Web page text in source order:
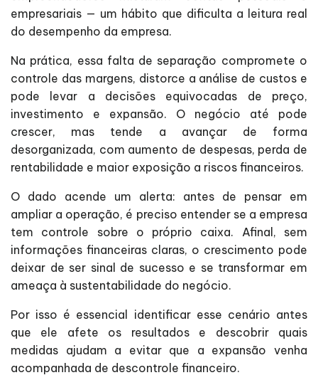
empresariais — um hábito que dificulta a leitura real
do desempenho da empresa.
Na prática, essa falta de separação compromete o
controle das margens, distorce a análise de custos e
pode levar a decisões equivocadas de preço,
investimento e expansão. O negócio até pode
crescer, mas tende a avançar de forma
desorganizada, com aumento de despesas, perda de
rentabilidade e maior exposição a riscos financeiros.
O dado acende um alerta: antes de pensar em
ampliar a operação, é preciso entender se a empresa
tem controle sobre o próprio caixa. Afinal, sem
informações financeiras claras, o crescimento pode
deixar de ser sinal de sucesso e se transformar em
ameaça à sustentabilidade do negócio.
Por isso é essencial identificar esse cenário antes
que ele afete os resultados e descobrir quais
medidas ajudam a evitar que a expansão venha
acompanhada de descontrole financeiro.